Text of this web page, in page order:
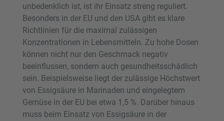
unbedenklich ist, ist ihr Einsatz streng reguliert.
Besonders in der EU und den USA gibt es klare
Richtlinien für die maximal zulässigen
Konzentrationen in Lebensmitteln. Zu hohe Dosen
können nicht nur den Geschmack negativ
beeinflussen, sondern auch gesundheitsschädlich
sein. Beispielsweise liegt der zulässige Höchstwert
von Essigsäure in Marinaden und eingelegtem
Gemüse in der EU bei etwa 1,5 %. Darüber hinaus
muss beim Einsatz von Essigsäure in der